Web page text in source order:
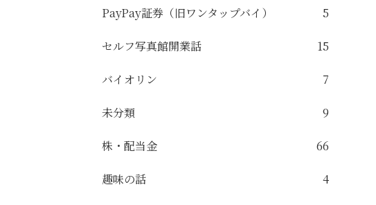
PayPay証券（旧ワンタップバイ） 5
セルフ写真館開業話 15
バイオリン 7
未分類 9
株・配当金 66
趣味の話 4